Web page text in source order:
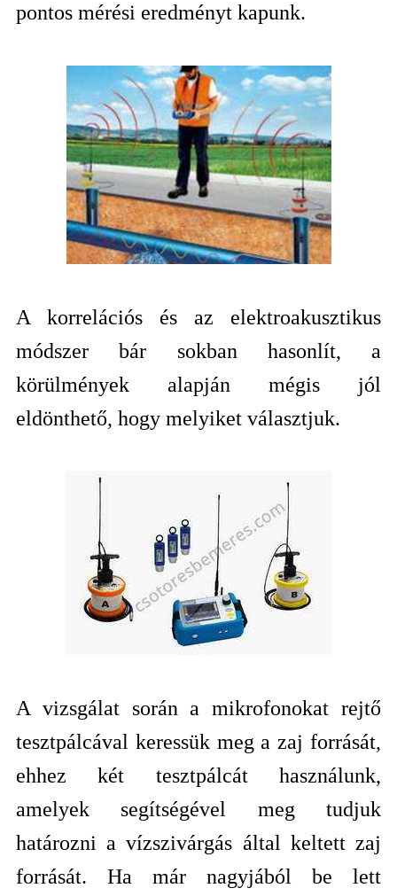
pontos mérési eredményt kapunk.
A korrelációs és az elektroakusztikus
módszer bár sokban hasonlít, a
körülmények alapján mégis jól
eldönthető, hogy melyiket választjuk.
A vizsgálat során a mikrofonokat rejtő
tesztpálcával keressük meg a zaj forrását,
ehhez két tesztpálcát használunk,
amelyek segítségével meg tudjuk
határozni a vízszivárgás által keltett zaj
forrását. Ha már nagyjából be lett